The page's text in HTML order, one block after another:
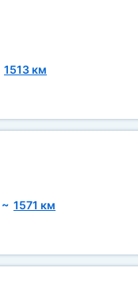
1513 км
~ 1571 км